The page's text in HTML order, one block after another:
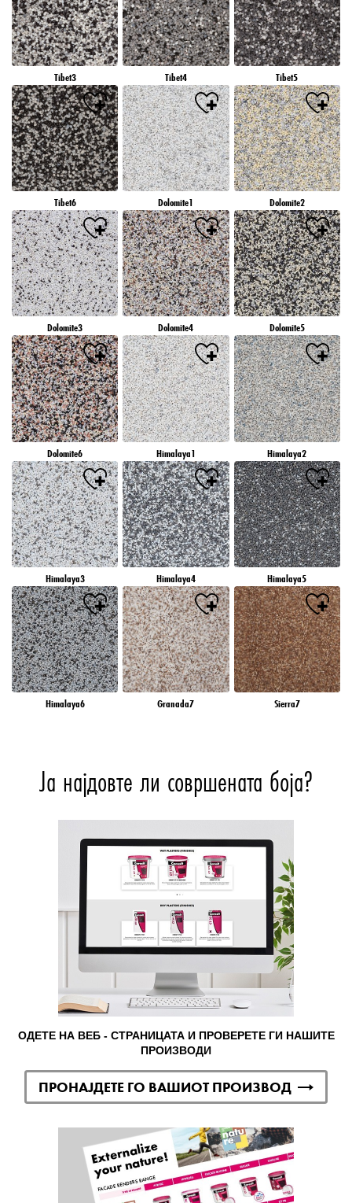
Tibet3 Tibet4 Tibet5
Tibet6 Dolomite1 Dolomite2
Dolomite3 Dolomite4 Dolomite5
Dolomite6 Himalaya1 Himalaya2
Himalaya3 Himalaya4 Himalaya5
Himalaya6 Granada7 Sierra7
Ја најдовте ли совршената боја?
ОДЕТЕ НА ВЕБ - СТРАНИЦАТА И ПРОВЕРЕТЕ ГИ НАШИТЕ
ПРОИЗВОДИ
ПРОНАЈДЕТЕ ГО ВАШИОТ ПРОИЗВОД